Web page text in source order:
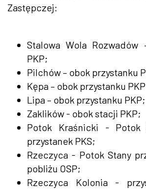
Zastępczej:
Stalowa Wola
PKP;
Pilchów – obok przystanku
Kępa – obok przystanku
Lipa – obok przystanku PKP;
Zaklików - obok stacji PKP;
Potok Kraśnicki - Potok
przystanek PKS;
Rzeczyca - Potok Stany
pobliżu OSP;
Rzeczyca Kolonia -